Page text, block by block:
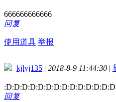
666666666666
回复
使用道具 举报
kjlyj135 | 2018-8-9 11:44:30 |
回复